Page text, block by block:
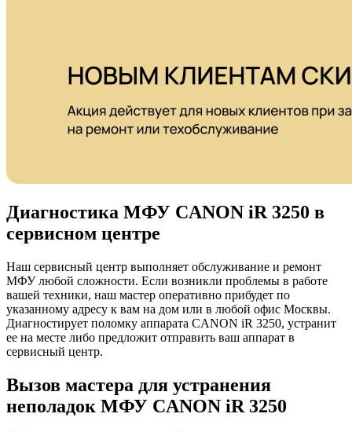
Диагностика МФУ CANON iR 3250 в
сервисном центре
Наш сервисный центр выполняет обслуживание и ремонт
МФУ любой сложности. Если возникли проблемы в работе
вашей техники, наш мастер оперативно прибудет по
указанному адресу к вам на дом или в любой офис Москвы.
Диагностирует поломку аппарата CANON iR 3250, устранит
ее на месте либо предложит отправить ваш аппарат в
сервисный центр.
Вызов мастера для устранения
неполадок МФУ CANON iR 3250